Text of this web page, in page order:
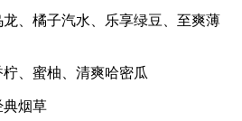
、橘子汽水、乐享绿豆、至爽薄
、蜜柚、清爽哈密瓜
典烟草